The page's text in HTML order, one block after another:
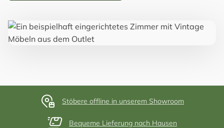
Stöbere offline in unserem Showroom
Bequeme Lieferung nach Hausen